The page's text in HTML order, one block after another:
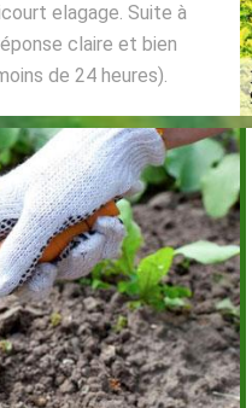
elagage. Suite à
claire et bien
de 24 heures).